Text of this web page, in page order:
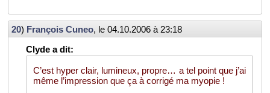
20) Fran­çois Cuneo, le 04.10.2006 à 23:18
C’est hyper clair, lu­mi­neux, propre… a tel point que j’ai
même l’im­pres­sion que ça à cor­rigé ma myo­pie !